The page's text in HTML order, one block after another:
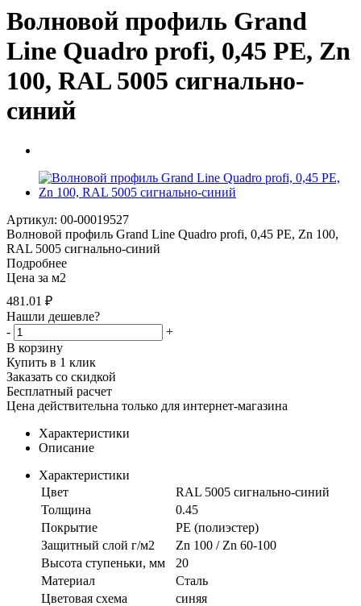
Волновой профиль Grand
Line Quadro profi, 0,45 PE, Zn
100, RAL 5005 сигнально-
синий
Артикул: 00-00019527
Волновой профиль Grand Line Quadro profi, 0,45 PE, Zn 100,
RAL 5005 сигнально-синий
Подробнее
Цена за м2
481.01 ₽
Нашли дешевле?
-
+
В корзину
Купить в 1 клик
Заказать со скидкой
Бесплатный расчет
Цена действительна только для интернет-магазина
Характеристики
Описание
Характеристики
Цвет
RAL 5005 сигнально-синий
Толщина
0.45
Покрытие
PE (полиэстер)
Защитный слой г/м2
Zn 100 / Zn 60-100
Высота ступеньки, мм
20
Материал
Сталь
Цветовая схема
синяя